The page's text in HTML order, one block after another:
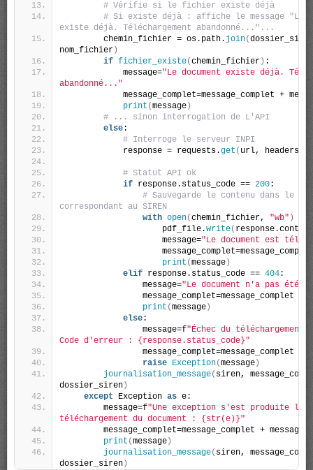
# Vérifie si le fichier existe déjà
# Si existe déjà : affiche le message "Le
existe déjà. Téléchargement abandonné..."...
        chemin_fichier = os.path.
join(
nom_fichier )
if fichier_existe(chemin_fichier ) :
            message=
"Le document existe déjà.
abandonné..."
message_complet=message_complet +
print (message )
# ... sinon interrogation de L'API
else:
# Interroge le serveur INPI
            response = requests.
get ( url,
# Statut API ok
if response.status_code == 200:
# Sauvegarde le contenu dans le
correspondant au SIREN
with open(chemin_fichier, "wb" )
                    pdf_file.
write( response.content
                    message=
"Le document est
print (message )
elif response.status_code == 404:
                message=
"Le document n'a pas été
message_complet=message_complet +
print (message )
else:
                message=f
"Échec du téléchargement
Code d'erreur : {response.status_code}"
message_complet=message_complet +
raise Exception(message )
journalisation_message( siren,
dossier_siren )
except Exception as e:
        message=f
"Une exception s'est produite
téléchargement du document : {str(e)}"
        message_complet=message_complet + message
print (message )
journalisation_message( siren,
dossier_siren )